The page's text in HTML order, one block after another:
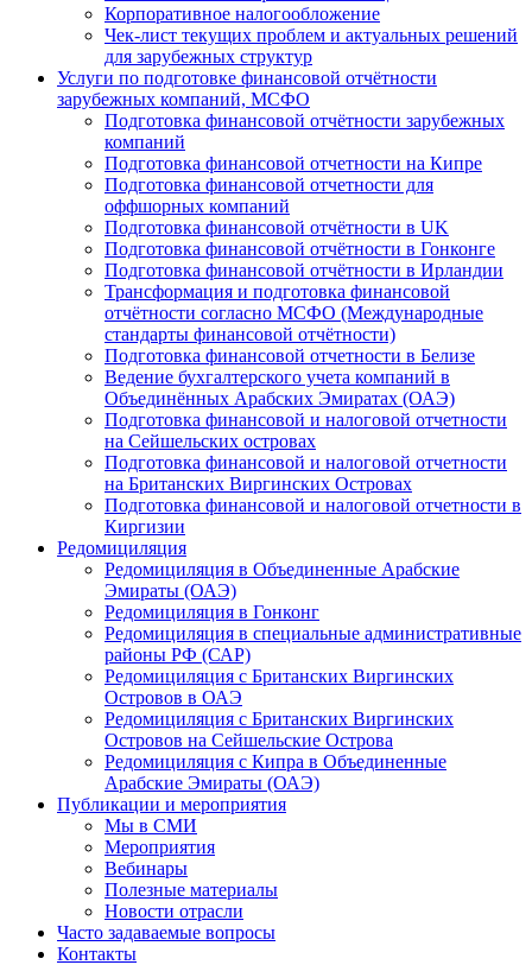
Корпоративное налогообложение
Чек-лист текущих проблем и актуальных решений
для зарубежных структур
Услуги по подготовке финансовой отчётности
зарубежных компаний, МСФО
Подготовка финансовой отчётности зарубежных
компаний
Подготовка финансовой отчетности на Кипре
Подготовка финансовой отчетности для
оффшорных компаний
Подготовка финансовой отчётности в UK
Подготовка финансовой отчётности в Гонконге
Подготовка финансовой отчётности в Ирландии
Трансформация и подготовка финансовой
отчётности согласно МСФО (Международные
стандарты финансовой отчётности)
Подготовка финансовой отчетности в Белизе
Ведение бухгалтерского учета компаний в
Объединённых Арабских Эмиратах (ОАЭ)
Подготовка финансовой и налоговой отчетности
на Сейшельских островах
Подготовка финансовой и налоговой отчетности
на Британских Виргинских Островах
Подготовка финансовой и налоговой отчетности в
Киргизии
Редомициляция
Редомициляция в Объединенные Арабские
Эмираты (ОАЭ)
Редомициляция в Гонконг
Редомициляция в специальные административные
районы РФ (САР)
Редомициляция с Британских Виргинских
Островов в ОАЭ
Редомициляция с Британских Виргинских
Островов на Сейшельские Острова
Редомициляция с Кипра в Объединенные
Арабские Эмираты (ОАЭ)
Публикации и мероприятия
Мы в СМИ
Мероприятия
Вебинары
Полезные материалы
Новости отрасли
Часто задаваемые вопросы
Контакты